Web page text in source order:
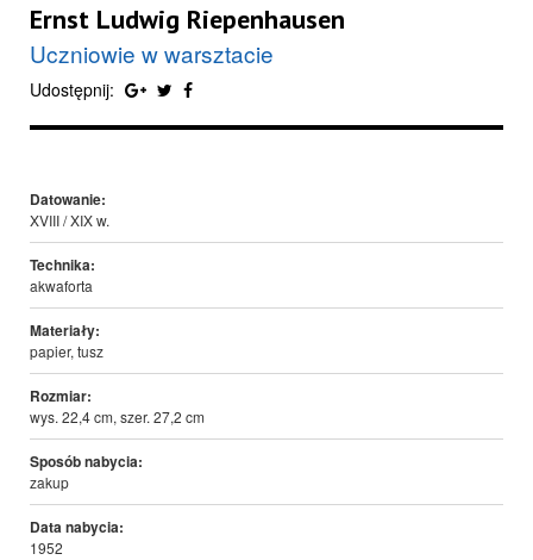
Ernst Ludwig Riepenhausen
Uczniowie w warsztacie
Udostępnij:
Datowanie:
XVIII / XIX w.
Technika:
akwaforta
Materiały:
papier, tusz
Rozmiar:
wys. 22,4 cm, szer. 27,2 cm
Sposób nabycia:
zakup
Data nabycia:
1952